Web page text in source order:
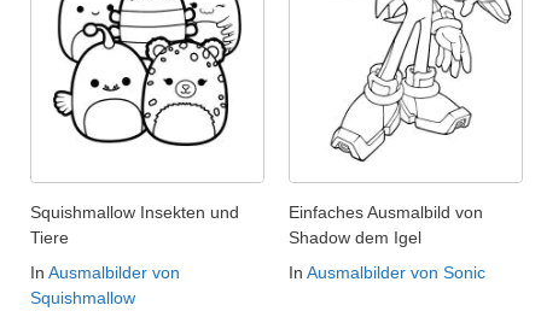
Squishmallow Insekten und
Tiere
In Ausmalbilder von
Squishmallow
Einfaches Ausmalbild von
Shadow dem Igel
In Ausmalbilder von Sonic